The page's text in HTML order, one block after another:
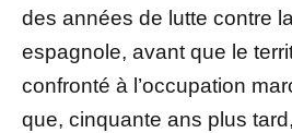
des années de lutte contre
espagnole, avant que le
confronté à l’occupation
que, cinquante ans plus